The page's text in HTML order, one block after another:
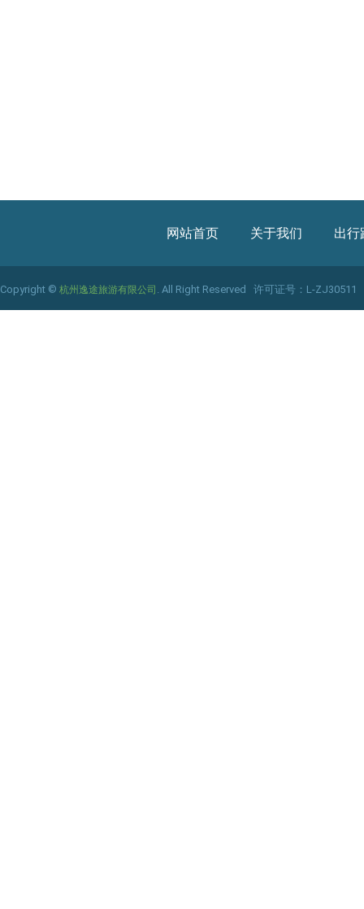
网站首页 关于我们 出行
Copyright © 杭州逸途旅游有限公司 . All Right Reserved 许可证号：L-ZJ30511